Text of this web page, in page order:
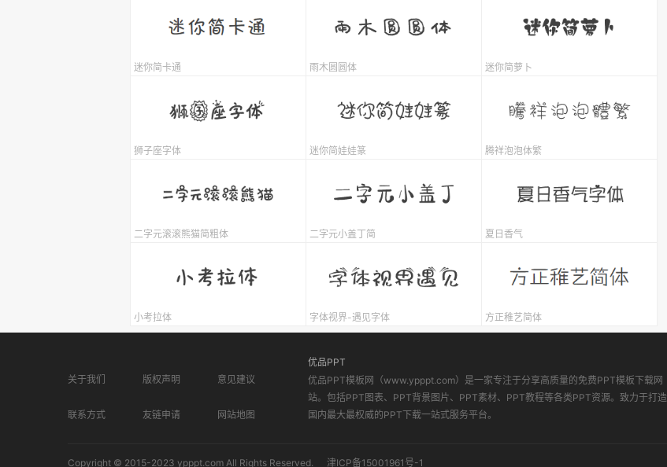
迷你简卡通 雨木圆圆体 迷你简萝卜
狮子座字体 迷你简娃娃篆 腾祥泡泡体繁
二字元滚滚熊猫简粗体 二字元小盖丁简 夏日香气
小考拉体 字体视界-遇见字体 方正稚艺简体
关于我们 版权声明 意见建议
联系方式 友链申请 网站地图
优品PPT
优品PPT模板网（www.ypppt.com）是一家专注于分享高质量的免费PPT模板下载网
站。包括PPT图表、PPT背景图片、PPT素材、PPT教程等各类PPT资源。致力于打造
国内最大最权威的PPT下载一站式服务平台。
Copyright © 2015-2023 ypppt.com All Rights Reserved. 津ICP备15001961号-1